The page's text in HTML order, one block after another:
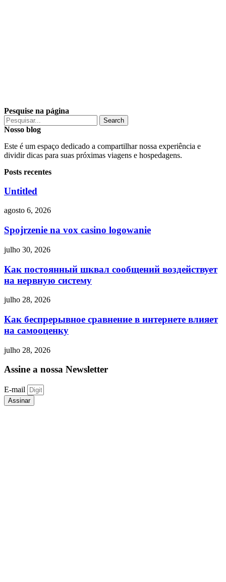
Pesquise na página
Search
Nosso blog
Este é um espaço dedicado a compartilhar nossa experiência e
dividir dicas para suas próximas viagens e hospedagens.
Posts recentes
Untitled
agosto 6, 2026
Spojrzenie na vox casino logowanie
julho 30, 2026
Как постоянный шквал сообщений воздействует
на нервную систему
julho 28, 2026
Как беспрерывное сравнение в интернете влияет
на самооценку
julho 28, 2026
Assine a nossa Newsletter
E-mail
Assinar